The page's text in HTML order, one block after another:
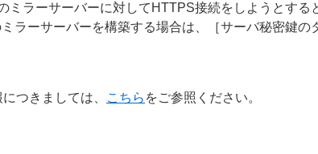
ミラーサーバーに対してHTTPS接続をしようとす
ラーサーバーを構築する場合は、［サーバ秘密鍵の
つきましては、 こちら をご参照ください。